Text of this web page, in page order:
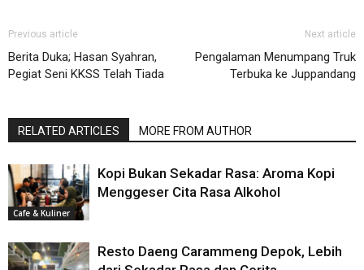
Previous article
Berita Duka; Hasan Syahran,
Pegiat Seni KKSS Telah Tiada
Next article
Pengalaman Menumpang Truk
Terbuka ke Juppandang
RELATED ARTICLES MORE FROM AUTHOR
Cafe & Kuliner
Kopi Bukan Sekadar Rasa: Aroma Kopi
Menggeser Cita Rasa Alkohol
Resto Daeng Carammeng Depok, Lebih